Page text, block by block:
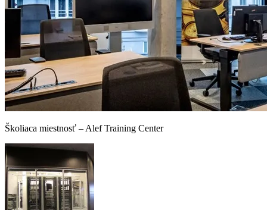
Školiaca miestnosť – Alef Training Center